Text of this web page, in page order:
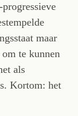
maar
te kunnen
als
Kortom: het